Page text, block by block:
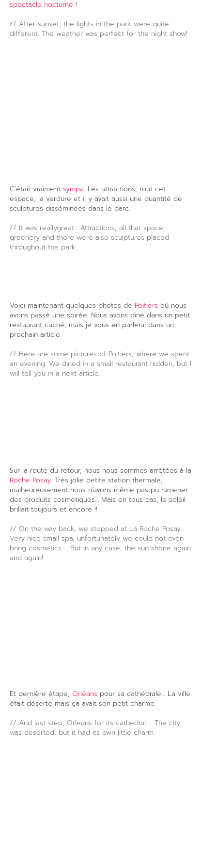
spectacle nocturne !
// After sunset, the lights in the park were quite
different. The weather was perfect for the night show!
C’était vraiment sympa. Les attractions, tout cet
espace, la verdure et il y avait aussi une quantité de
sculptures disséminées dans le parc.
// It was reallygreat . Attractions, all that space,
greenery and there were also sculptures placed
throughout the park.
Voici maintenant quelques photos de Poitiers où nous
avons passé une soirée. Nous avons diné dans un petit
restaurant caché, mais je vous en parlerai dans un
prochain article.
// Here are some pictures of Poitiers, where we spent
an evening. We dined in a small restaurant hidden, but I
will tell you in a next article.
Sur la route du retour, nous nous sommes arrêtées à la
Roche Posay. Très jolie petite station thermale,
malheureusement nous n’avons même pas pu ramener
des produits cosmétiques… Mais en tous cas, le soleil
brillait toujours et encore !!
// On the way back, we stopped at La Roche Posay.
Very nice small spa, unfortunately we could not even
bring cosmetics … But in any case, the sun shone again
and again!
Et dernière étape, Orléans pour sa cathédrale… La ville
était déserte mais ça avait son petit charme.
// And last step, Orleans for its cathedral … The city
was deserted, but it had its own little charm.